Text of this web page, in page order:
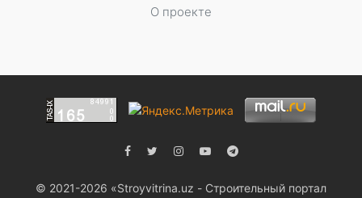
О проекте
© 2021-2026 «Stroyvitrina.uz - Строительный портал